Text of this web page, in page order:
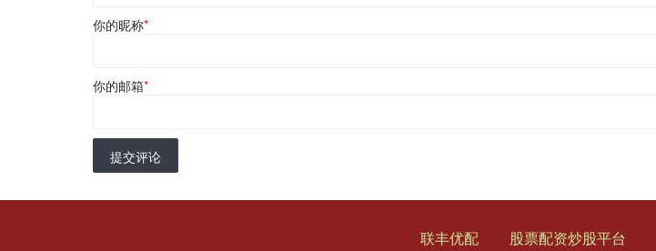
你的昵称*
你的邮箱*
提交评论
联丰优配 股票配资炒股平台